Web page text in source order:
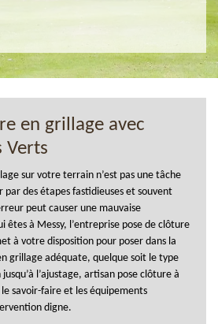
en grillage avec
Verts
sur votre terrain n’est pas une tâche
par des étapes fastidieuses et souvent
peut causer une mauvaise
êtes à Messy, l’entreprise pose de clôture
à votre disposition pour poser dans la
grillage adéquate, quelque soit le type
l’ajustage, artisan pose clôture à
savoir-faire et les équipements
digne.